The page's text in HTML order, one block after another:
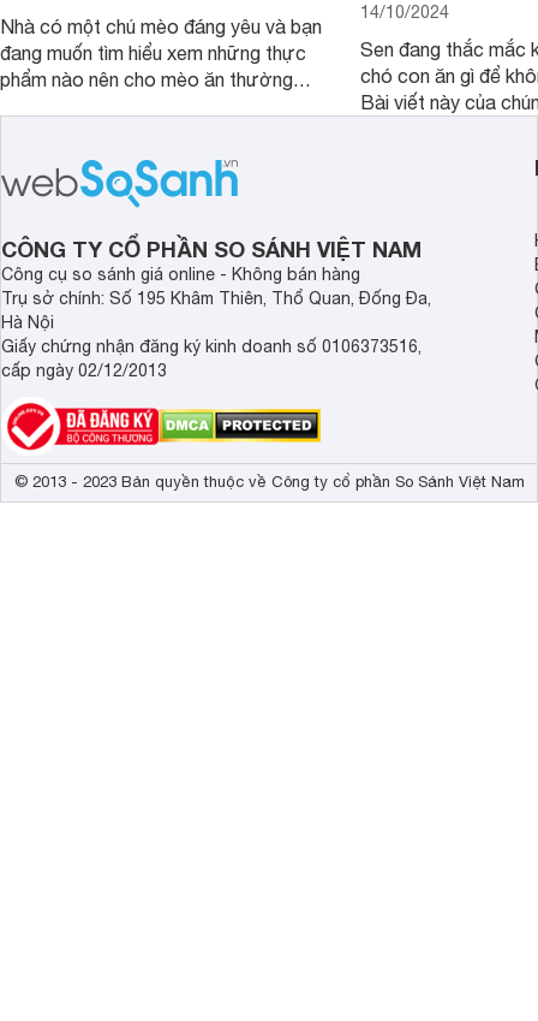
Nhà có một chú mèo đáng yêu và bạn
đang muốn tìm hiểu xem những thực
phẩm nào nên cho mèo ăn thường
14/10/2024
Sen đang thắc mắc
chó con ăn gì để
Bài viết này của
con hợp theo độ
đầy đủ dinh dưỡng
CÔNG TY CỔ PHẦN SO SÁNH VIỆT NAM
Công cụ so sánh giá online - Không bán hàng
Trụ sở chính: Số 195 Khâm Thiên, Thổ Quan, Đống Đa,
Hà Nội
Giấy chứng nhận đăng ký kinh doanh số 0106373516,
cấp ngày 02/12/2013
© 2013 - 2023 Bản quyền thuộc về Công ty cổ phần So Sánh Việt Nam